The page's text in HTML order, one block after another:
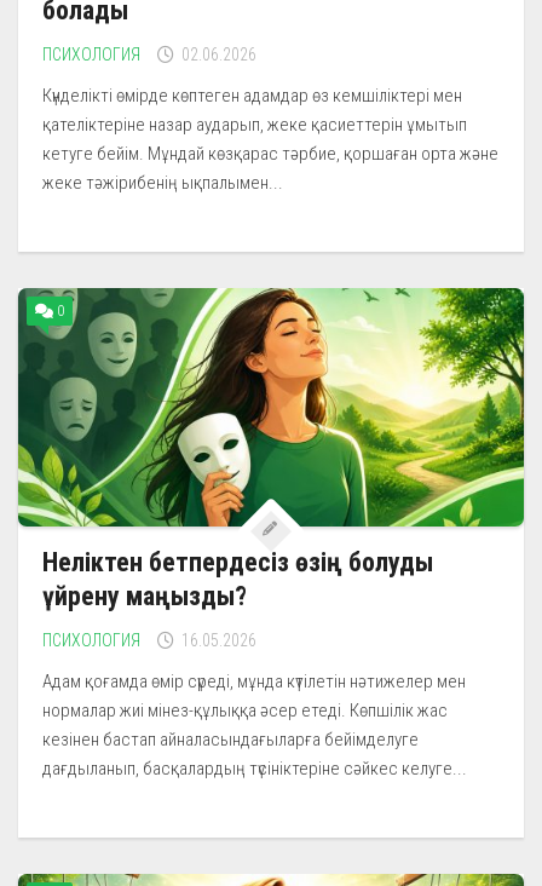
болады
ПСИХОЛОГИЯ 02.06.2026
Күнделікті өмірде көптеген адамдар өз кемшіліктері мен
қателіктеріне назар аударып, жеке қасиеттерін ұмытып
кетуге бейім. Мұндай көзқарас тәрбие, қоршаған орта және
жеке тәжірибенің ықпалымен...
0
Неліктен бетпердесіз өзің болуды
үйрену маңызды?
ПСИХОЛОГИЯ 16.05.2026
Адам қоғамда өмір сүреді, мұнда күтілетін нәтижелер мен
нормалар жиі мінез-құлыққа әсер етеді. Көпшілік жас
кезінен бастап айналасындағыларға бейімделуге
дағдыланып, басқалардың түсініктеріне сәйкес келуге...